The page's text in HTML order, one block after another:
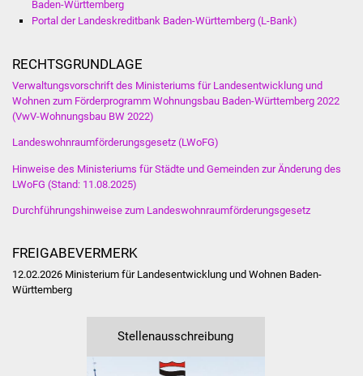
Veranstaltungen
Ostermarkt
Hallenbad
Stadtbücherei
Zehntscheuer
Kulturhalle
Baden-Württemberg
Portal der Landeskreditbank Baden-Württemberg (L-Bank)
RECHTSGRUNDLAGE
Verwaltungsvorschrift des Ministeriums für Landesentwicklung und
Wohnen zum Förderprogramm Wohnungsbau Baden-Württemberg 2022
(VwV-Wohnungsbau BW 2022)
Landeswohnraumförderungsgesetz (LWoFG)
Hinweise des Ministeriums für Städte und Gemeinden zur Änderung des
LWoFG (Stand: 11.08.2025)
Durchführungshinweise zum Landeswohnraumförderungsgesetz
FREIGABEVERMERK
12.02.2026 Ministerium für Landesentwicklung und Wohnen Baden-
Württemberg
Stellenausschreibung